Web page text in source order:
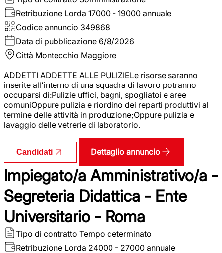
Retribuzione Lorda 17000 - 19000 annuale
Codice annuncio 349868
Data di pubblicazione 6/8/2026
Città Montecchio Maggiore
ADDETTI ADDETTE ALLE PULIZIELe risorse saranno
inserite all'interno di una squadra di lavoro potranno
occuparsi di:Pulizie uffici, bagni, spogliatoi e aree
comuniOppure pulizia e riordino dei reparti produttivi al
termine delle attività in produzione;Oppure pulizia e
lavaggio delle vetrerie di laboratorio.
Candidati Dettaglio annuncio
Impiegato/a Amministrativo/a -
Segreteria Didattica - Ente
Universitario - Roma
Tipo di contratto Tempo determinato
Retribuzione Lorda 24000 - 27000 annuale